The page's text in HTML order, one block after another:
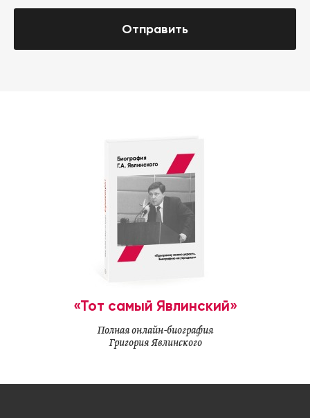
Отправить
«Тот самый Явлинский»
Полная онлайн-биография
Григория Явлинского